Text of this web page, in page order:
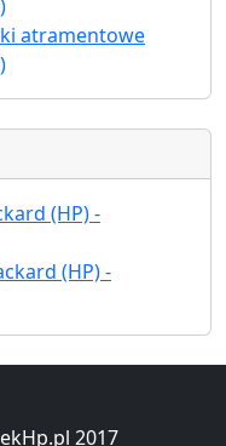
atramentowe
(HP) -
(HP) -
2017